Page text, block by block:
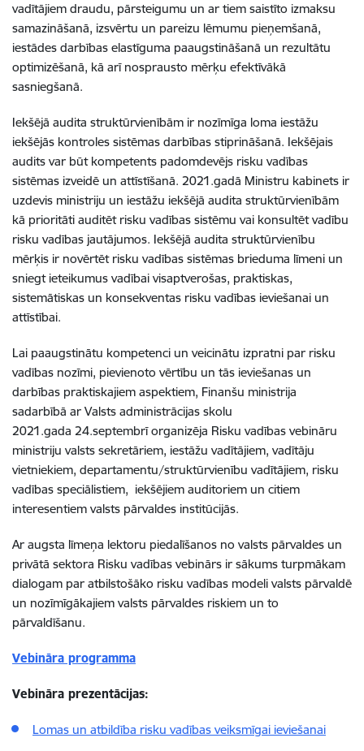
vadītājiem draudu, pārsteigumu un ar tiem saistīto izmaksu
samazināšanā, izsvērtu un pareizu lēmumu pieņemšanā,
iestādes darbības elastīguma paaugstināšanā un rezultātu
optimizēšanā, kā arī nosprausto mērķu efektīvākā
sasniegšanā.
Iekšējā audita struktūrvienībām ir nozīmīga loma iestāžu
iekšējās kontroles sistēmas darbības stiprināšanā. Iekšējais
audits var būt kompetents padomdevējs risku vadības
sistēmas izveidē un attīstīšanā. 2021.gadā Ministru kabinets ir
uzdevis ministriju un iestāžu iekšējā audita struktūrvienībām
kā prioritāti auditēt risku vadības sistēmu vai konsultēt vadību
risku vadības jautājumos. Iekšējā audita struktūrvienību
mērķis ir novērtēt risku vadības sistēmas brieduma līmeni un
sniegt ieteikumus vadībai visaptverošas, praktiskas,
sistemātiskas un konsekventas risku vadības ieviešanai un
attīstībai.
Lai paaugstinātu kompetenci un veicinātu izpratni par risku
vadības nozīmi, pievienoto vērtību un tās ieviešanas un
darbības praktiskajiem aspektiem, Finanšu ministrija
sadarbībā ar Valsts administrācijas skolu
2021.gada 24.septembrī organizēja Risku vadības vebināru
ministriju valsts sekretāriem, iestāžu vadītājiem, vadītāju
vietniekiem, departamentu/struktūrvienību vadītājiem, risku
vadības speciālistiem, iekšējiem auditoriem un citiem
interesentiem valsts pārvaldes institūcijās.
Ar augsta līmeņa lektoru piedalīšanos no valsts pārvaldes un
privātā sektora Risku vadības vebinārs ir sākums turpmākam
dialogam par atbilstošāko risku vadības modeli valsts pārvaldē
un nozīmīgākajiem valsts pārvaldes riskiem un to
pārvaldīšanu.
Vebināra programma
Vebināra prezentācijas:
Lomas un atbildība risku vadības veiksmīgai ieviešanai